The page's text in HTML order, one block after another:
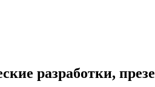
разработки,